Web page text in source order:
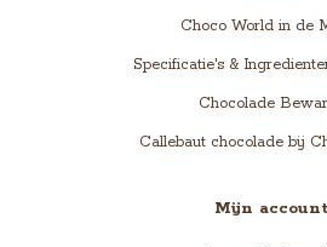
Choco World in de
Specificatie's &
Chocolade
Callebaut chocolade bij
Mijn